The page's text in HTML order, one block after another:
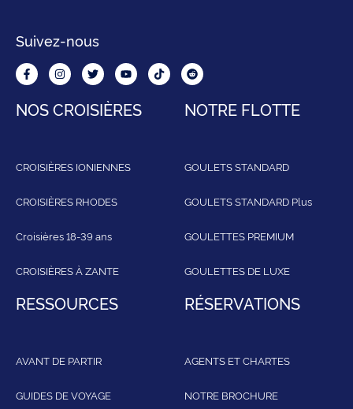
Suivez-nous
NOS CROISIÈRES
CROISIÈRES IONIENNES
CROISIÈRES RHODES
Croisières 18-39 ans
CROISIÈRES À ZANTE
NOTRE FLOTTE
GOULETS STANDARD
GOULETS STANDARD Plus
GOULETTES PREMIUM
GOULETTES DE LUXE
RESSOURCES
AVANT DE PARTIR
GUIDES DE VOYAGE
RÉSERVATIONS
AGENTS ET CHARTES
NOTRE BROCHURE